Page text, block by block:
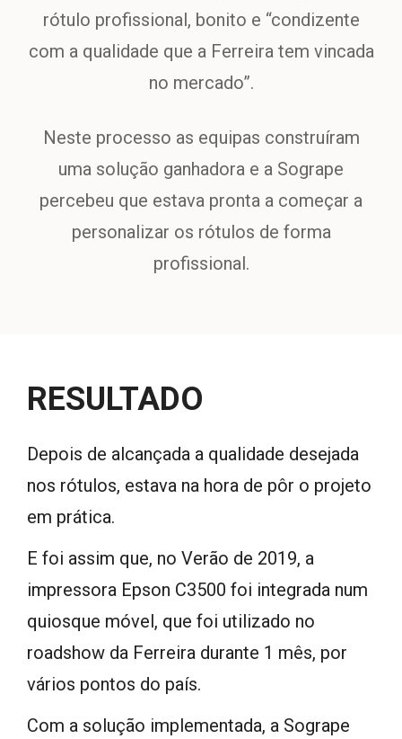
rótulo profissional, bonito e “condizente
com a qualidade que a Ferreira tem vincada
no mercado”.
Neste processo as equipas construíram
uma solução ganhadora e a Sogrape
percebeu que estava pronta a começar a
personalizar os rótulos de forma
profissional.
RESULTADO
Depois de alcançada a qualidade desejada
nos rótulos, estava na hora de pôr o projeto
em prática.
E foi assim que, no Verão de 2019, a
impressora Epson C3500 foi integrada num
quiosque móvel, que foi utilizado no
roadshow da Ferreira durante 1 mês, por
vários pontos do país.
Com a solução implementada, a Sogrape